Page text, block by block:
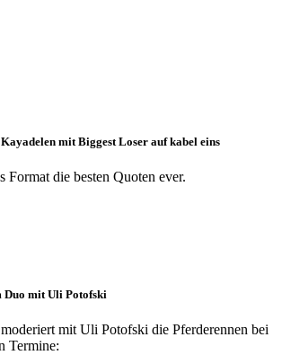
mit Biggest Loser auf kabel eins
Format die besten Quoten ever.
mit Uli Potofski
mit Uli Potofski die Pferderennen bei
Termine: